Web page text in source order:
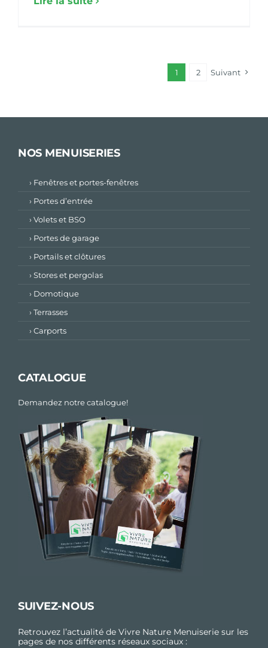
1 2 Suivant
NOS MENUISERIES
› Fenêtres et portes-fenêtres
› Portes d’entrée
› Volets et BSO
› Portes de garage
› Portails et clôtures
› Stores et pergolas
› Domotique
› Terrasses
› Carports
CATALOGUE
Demandez notre catalogue!
SUIVEZ-NOUS
Retrouvez l’actualité de Vivre Nature Menuiserie sur les
pages de nos différents réseaux sociaux :